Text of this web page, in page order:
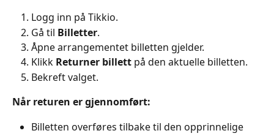
Logg inn på Tikkio.
Gå til Billetter.
Åpne arrangementet billetten gjelder.
Klikk Returner billett på den aktuelle billetten.
Bekreft valget.
Når returen er gjennomført:
Billetten overføres tilbake til den opprinnelige